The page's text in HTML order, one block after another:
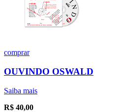
comprar
OUVINDO OSWALD
Saiba mais
R$ 40,00